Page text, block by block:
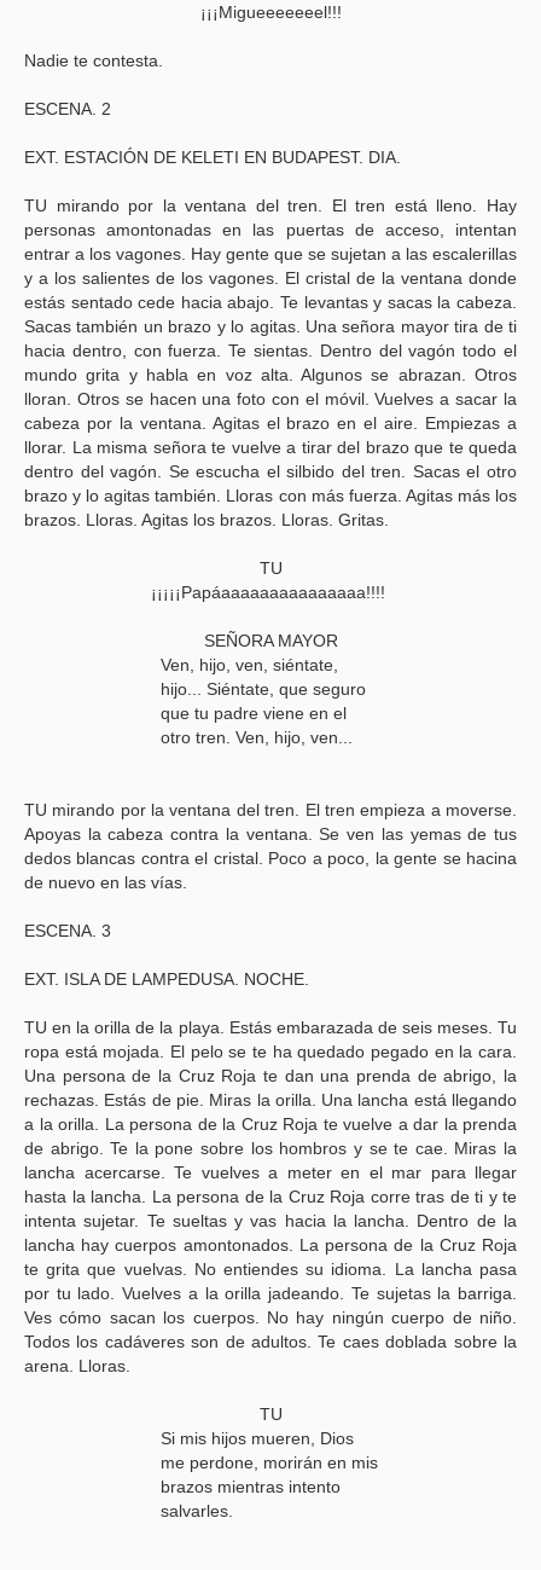
¡¡¡Migueeeeeeel!!!
Nadie te contesta.
ESCENA. 2
EXT. ESTACIÓN DE KELETI EN BUDAPEST. DIA.
TU mirando por la ventana del tren. El tren está lleno. Hay
personas amontonadas en las puertas de acceso, intentan
entrar a los vagones. Hay gente que se sujetan a las escalerillas
y a los salientes de los vagones. El cristal de la ventana donde
estás sentado cede hacia abajo. Te levantas y sacas la cabeza.
Sacas también un brazo y lo agitas. Una señora mayor tira de ti
hacia dentro, con fuerza. Te sientas. Dentro del vagón todo el
mundo grita y habla en voz alta. Algunos se abrazan. Otros
lloran. Otros se hacen una foto con el móvil. Vuelves a sacar la
cabeza por la ventana. Agitas el brazo en el aire. Empiezas a
llorar. La misma señora te vuelve a tirar del brazo que te queda
dentro del vagón. Se escucha el silbido del tren. Sacas el otro
brazo y lo agitas también. Lloras con más fuerza. Agitas más los
brazos. Lloras. Agitas los brazos. Lloras. Gritas.
TU
¡¡¡¡¡Papáaaaaaaaaaaaaaaa!!!!
SEÑORA MAYOR
Ven, hijo, ven, siéntate,
hijo... Siéntate, que seguro
que tu padre viene en el
otro tren. Ven, hijo, ven...
TU mirando por la ventana del tren. El tren empieza a moverse.
Apoyas la cabeza contra la ventana. Se ven las yemas de tus
dedos blancas contra el cristal. Poco a poco, la gente se hacina
de nuevo en las vías.
ESCENA. 3
EXT. ISLA DE LAMPEDUSA. NOCHE.
TU en la orilla de la playa. Estás embarazada de seis meses. Tu
ropa está mojada. El pelo se te ha quedado pegado en la cara.
Una persona de la Cruz Roja te dan una prenda de abrigo, la
rechazas. Estás de pie. Miras la orilla. Una lancha está llegando
a la orilla. La persona de la Cruz Roja te vuelve a dar la prenda
de abrigo. Te la pone sobre los hombros y se te cae. Miras la
lancha acercarse. Te vuelves a meter en el mar para llegar
hasta la lancha. La persona de la Cruz Roja corre tras de ti y te
intenta sujetar. Te sueltas y vas hacia la lancha. Dentro de la
lancha hay cuerpos amontonados. La persona de la Cruz Roja
te grita que vuelvas. No entiendes su idioma. La lancha pasa
por tu lado. Vuelves a la orilla jadeando. Te sujetas la barriga.
Ves cómo sacan los cuerpos. No hay ningún cuerpo de niño.
Todos los cadáveres son de adultos. Te caes doblada sobre la
arena. Lloras.
TU
Si mis hijos mueren, Dios
me perdone, morirán en mis
brazos mientras intento
salvarles.